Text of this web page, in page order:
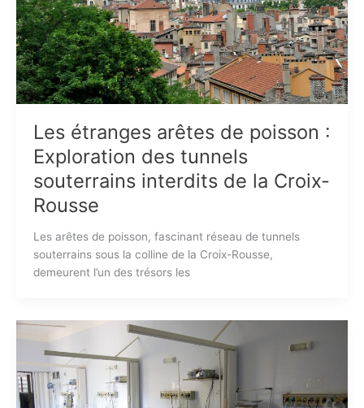
Les étranges arêtes de poisson :
Exploration des tunnels
souterrains interdits de la Croix-
Rousse
Les arêtes de poisson, fascinant réseau de tunnels
souterrains sous la colline de la Croix-Rousse,
demeurent l’un des trésors les